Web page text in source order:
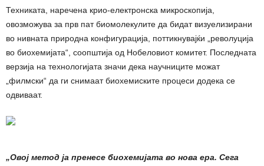
Техниката, наречена крио-електронска микроскопија,
овозможува за прв пат биомолекулите да бидат визуелизирани
во нивната природна конфигурација, поттикнувајќи „револуција
во биохемијата“, соопштија од Нобеловиот комитет. Последната
верзија на технологијата значи дека научниците можат
„филмски“ да ги снимаат биохемиските процеси додека се
одвиваат.
„Овој метод ја пренесе биохемијата во нова ера. Сега